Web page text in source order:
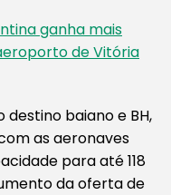
ganha mais
de Vitória
destino baiano e BH,
as aeronaves
para até 118
da oferta de